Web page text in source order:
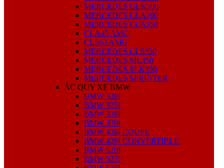
MERCEDES GLK300
MERCEDES CLA200
MERCEDES CLA250
CLA45 AMG
CLS63 AMG
MERCEDES CLS350
MERCEDES ML350
MERCEDES SLK350
MERCEDES SPRINTER
ẮC QUY XE BMW
BMW 320I
BMW 325I
BMW 328I
BMW 330I
BMW 428I COUPE
BMW 428I CONVERTIBLE
BMW 520I
BMW 523I